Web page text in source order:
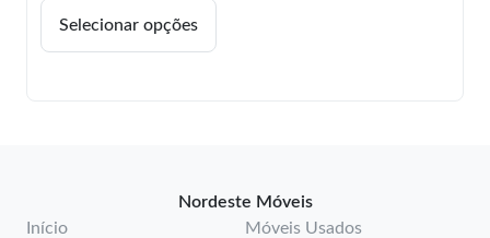
Selecionar opções
Nordeste Móveis
Início
Móveis Usados